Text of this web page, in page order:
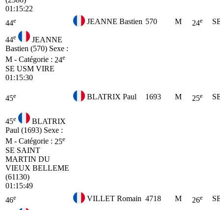
01:15:22
44e JEANNE Bastien 570 M 24e
44e
JEANNE
Bastien (570) Sexe :
M - Catégorie : 24e
SE USM VIRE
01:15:30
45e BLATRIX Paul 1693 M 25e
45e
BLATRIX
Paul (1693) Sexe :
M - Catégorie : 25e
SE SAINT
MARTIN DU
VIEUX BELLEME
(61130)
01:15:49
46e VILLET Romain 4718 M 26e